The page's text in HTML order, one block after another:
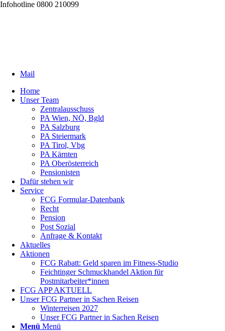
Infohotline 0800 210099
Mail
Home
Unser Team
Zentralausschuss
PA Wien, NÖ, Bgld
PA Salzburg
PA Steiermark
PA Tirol, Vbg
PA Kärnten
PA Oberösterreich
Pensionisten
Dafür stehen wir
Service
FCG Formular-Datenbank
Recht
Pension
Post Sozial
Anfrage & Kontakt
Aktuelles
Aktionen
FCG Rabatt: Geld sparen im Fitness-Studio
Feichtinger Schmuckhandel Aktion für
Postmitarbeiter*innen
FCG APP AKTUELL
Unser FCG Partner in Sachen Reisen
Winterreisen 2027
Unser FCG Partner in Sachen Reisen
Menü Menü